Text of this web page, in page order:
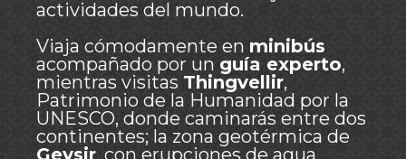
actividades del mundo.
Viaja cómodamente en minibús
acompañado por un guía experto,
mientras visitas Thingvellir,
Patrimonio de la Humanidad por la
UNESCO, donde caminarás entre dos
continentes; la zona geotérmica de
Geysir, con erupciones de agua